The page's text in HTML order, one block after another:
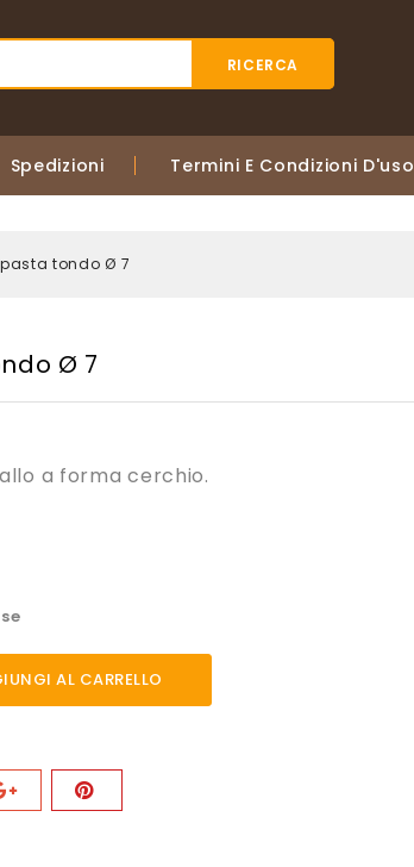
RICERCA
Spedizioni Termini E Condizioni D'uso
tondo Ø 7
Ø 7
a forma cerchio.
AL CARRELLO